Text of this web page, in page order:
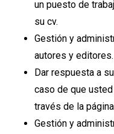
un puesto de
su cv.
Gestión y
autores y editores.
Dar respuesta a
caso de que
través de la
Gestión y